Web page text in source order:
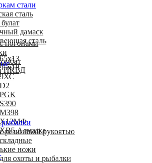
стали
сталь
дамаск
сталь
Х12МФ
Алмазка
погонами
НКВД
резиновой рукоятью
ножи
охоты и рыбалки